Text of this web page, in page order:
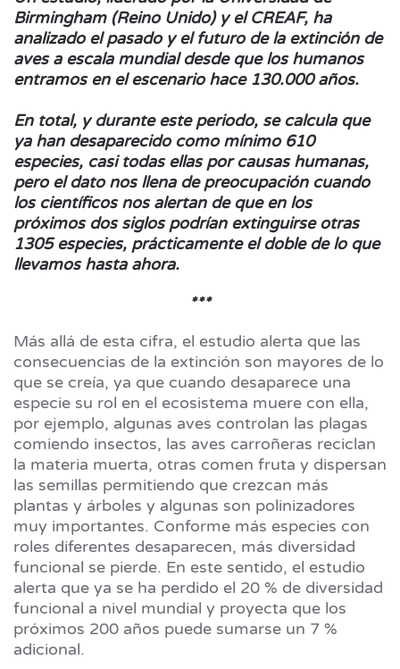
Birmingham (Reino Unido) y el CREAF, ha
analizado el pasado y el futuro de la extinción de
aves a escala mundial desde que los humanos
entramos en el escenario hace 130.000 años.
En total, y durante este periodo, se calcula que
ya han desaparecido como mínimo 610
especies, casi todas ellas por causas humanas,
pero el dato nos llena de preocupación cuando
los científicos nos alertan de que en los
próximos dos siglos podrían extinguirse otras
1305 especies, prácticamente el doble de lo que
llevamos hasta ahora.
***
Más allá de esta cifra, el estudio alerta que las
consecuencias de la extinción son mayores de lo
que se creía, ya que cuando desaparece una
especie su rol en el ecosistema muere con ella,
por ejemplo, algunas aves controlan las plagas
comiendo insectos, las aves carroñeras reciclan
la materia muerta, otras comen fruta y dispersan
las semillas permitiendo que crezcan más
plantas y árboles y algunas son polinizadores
muy importantes. Conforme más especies con
roles diferentes desaparecen, más diversidad
funcional se pierde. En este sentido, el estudio
alerta que ya se ha perdido el 20 % de diversidad
funcional a nivel mundial y proyecta que los
próximos 200 años puede sumarse un 7 %
adicional.